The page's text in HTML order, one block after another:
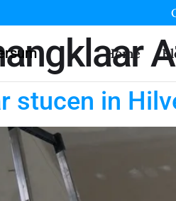
Home
stucen in